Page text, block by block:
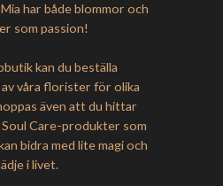
har både blommor och
som passion!
kan du beställa
våra florister för olika
även att du hittar
Care-produkter som
bidra med lite magi och
i livet.